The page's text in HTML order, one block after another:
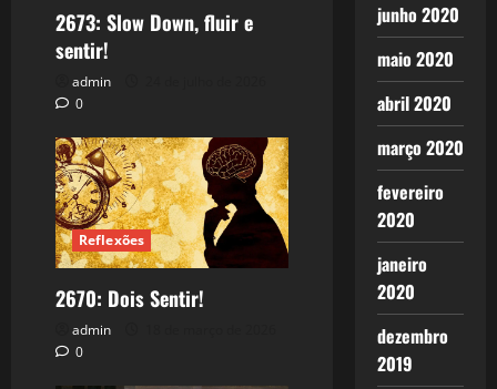
2673: Slow Down, fluir e
sentir!
admin
0
Reflexões
2670: Dois Sentir!
admin
0
junho 2020
maio 2020
abril 2020
março 2020
fevereiro
2020
janeiro
2020
dezembro
2019